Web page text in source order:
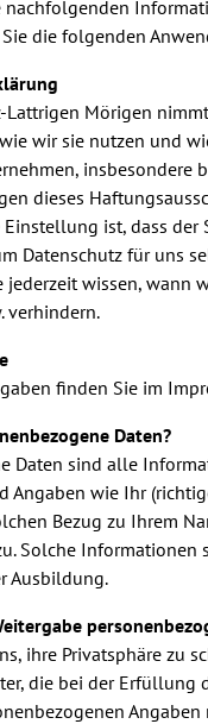
nachfolgenden
die folgenden
Lattrigen Mörigen
wir sie nutzen und
insbesondere
dieses
Einstellung ist, dass
Datenschutz für uns
jederzeit wissen, wann
verhindern.
finden Sie im
Daten?
Daten sind alle
Angaben wie Ihr
Bezug zu Ihrem
Solche Informationen
Ausbildung.
ihre Privatsphäre zu
die bei der Erfüllung